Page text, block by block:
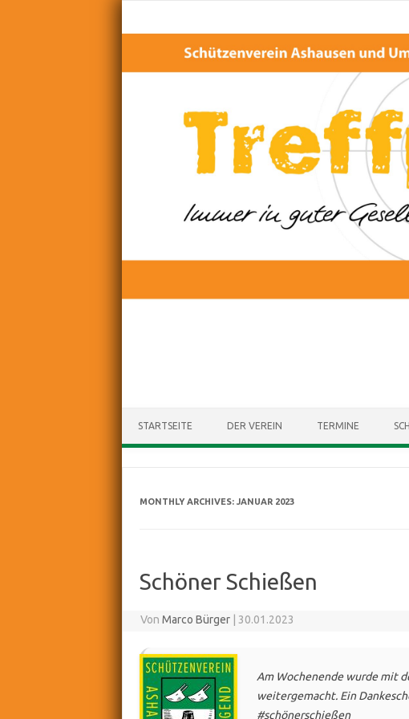
STARTSEITE DER VEREIN TERMINE
MONTHLY ARCHIVES: JANUAR 2023
Schöner Schießen
VonMarco Bürger 30.01.2023
Am Wochenende wurde mit
weitergemacht. Ein
#schönerschießen